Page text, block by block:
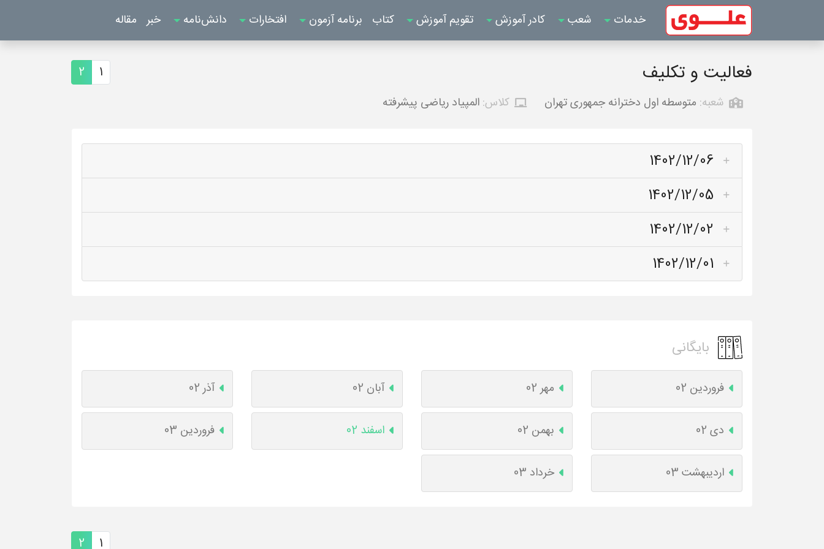
خدمات شعب کادر آموزش تقویم آموزش کتاب برنامه آزمون افتخارات دانش‌نامه خبر مقاله
فعالیت و تکلیف 1
2
شعبه: متوسطه اول دخترانه جمهوری تهران کلاس: المپیاد ریاضی پیشرفته
1402/12/06
1402/12/05
1402/12/02
1402/12/01
بایگانی
فروردین 02 مهر 02 آبان 02 آذر 02
دی 02 بهمن 02 اسفند 02 فروردین 03
اردیبهشت 03 خرداد 03
1
2